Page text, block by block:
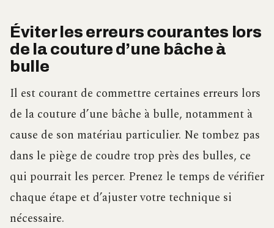
Éviter les erreurs courantes lors
de la couture d’une bâche à
bulle
Il est courant de commettre certaines erreurs lors
de la couture d’une bâche à bulle, notamment à
cause de son matériau particulier. Ne tombez pas
dans le piège de coudre trop près des bulles, ce
qui pourrait les percer. Prenez le temps de vérifier
chaque étape et d’ajuster votre technique si
nécessaire.